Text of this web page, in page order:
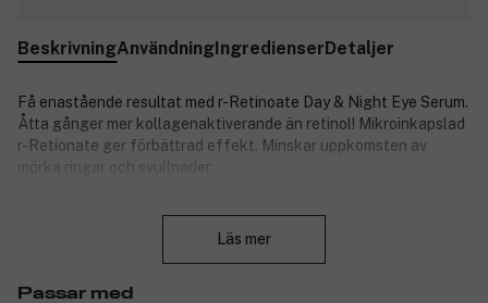
BeskrivningAnvändningIngredienserDetaljer
Få enastående resultat med r-Retinoate Day & Night Eye Serum.
Åtta gånger mer kollagenaktiverande än retinol! Mikroinkapslad
r-Retionate ger förbättrad effekt. Minskar uppkomsten av
mörka ringar och svullnader.
Nyckelingredienser:
Läs mer
Passar med